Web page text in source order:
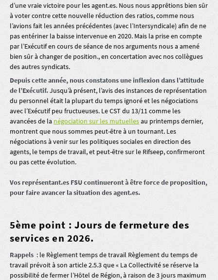
d’une vraie victoire pour les agent.es. Nous nous apprêtions bien sûr
à voter contre cette nouvelle réduction des ratios, comme nous
l’avions fait les années précédentes (avec l’Intersyndicale) afin de ne
pas entériner la baisse intervenue en 2020. Mais la prise en compte
par l’Exécutif en cours de séance de nos arguments nous a amené
bien sûr à changer de position., en concertation avec nos collègues
des autres syndicats.
Depuis cette année, nous constatons une inflexion dans l’attitude
de l’Exécutif.Jusqu’à présent, l’avis des instances de représentation
du personnel était la plupart du temps ignoré et les négociations
avec l’Exécutif peu fructueuses. Le CST du 13/11 comme les
avancées de la négociation sur les mutuellesau printemps dernier,
montrent que nous sommes peut-être à un tournant. Les
négociations à venir sur les politiques sociales en direction des
agents, le temps de travail, et peut-être sur le Rifseep, confirmeront
ou pas cette évolution.
Vos représentant.es FSU continueront à être force de proposition,
pour faire avancer la situation des agent.es.
5ème point : Jours de fermeture des
services en 2026.
Rappels : le Règlement temps de travail Règlement du temps de
travail prévoit à son article 2.5.3 que « La Collectivité se réserve la
possibilité de fermer l’Hôtel de Région, à raison de 3 jours maximum